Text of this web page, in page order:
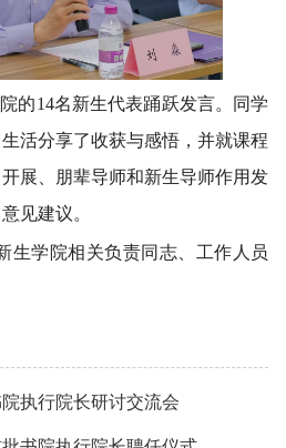
的14名新生代表踊跃发言。同学
活分享了收获与感悟，并就课程
展、朋辈导师和新生导师作用发
见建议。
生学院相关负责同志、工作人员
执行院长研讨交流会